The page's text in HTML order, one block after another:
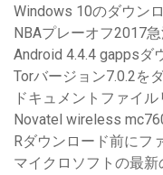
Windows 10のダウン
NBAプレーオフ2017
Android 4.4.4 gappsダ
Torバージョン7.0.2を
ドキュメントファイ
Novatel wireless
Rダウンロード前にフ
マイクロソフトの最新